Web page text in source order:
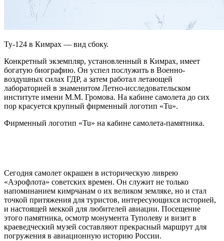
Ту-124 в Кимрах — вид сбоку.
Конкретный экземпляр, установленный в Кимрах, имеет
богатую биографию. Он успел послужить в Военно-
воздушных силах ГДР, а затем работал летающей
лабораторией в знаменитом Летно-исследовательском
институте имени М.М. Громова. На кабине самолета до сих
пор красуется крупный фирменный логотип «Tu».
Фирменный логотип «Tu» на кабине самолета-памятника.
Сегодня самолет окрашен в историческую ливрею
«Аэрофлота» советских времен. Он служит не только
напоминанием кимрчанам о их великом земляке, но и стал
точкой притяжения для туристов, интересующихся историей,
и настоящей меккой для любителей авиации. Посещение
этого памятника, осмотр монумента Туполеву и визит в
краеведческий музей составляют прекрасный маршрут для
погружения в авиационную историю России.